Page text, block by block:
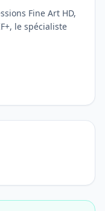
Fine Art HD,
le spécialiste